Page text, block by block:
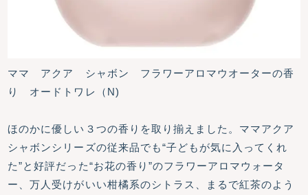
ママ アクア シャボン フラワーアロマウオーターの香
り オードトワレ（N)
ほのかに優しい３つの香りを取り揃えました。ママアクア
シャボンシリーズの従来品でも“子どもが気に入ってくれ
た”と好評だった“お花の香り”のフラワーアロマウォータ
ー、万人受けがいい柑橘系のシトラス、まるで紅茶のよう